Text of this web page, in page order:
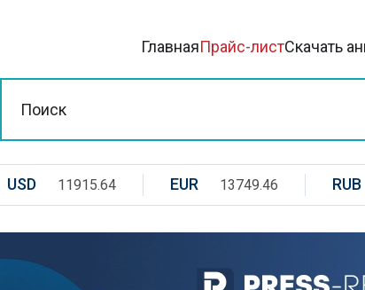
ГлавнаяПрайс-листСкачать
USD 11915.64 EUR 13749.46 RUB